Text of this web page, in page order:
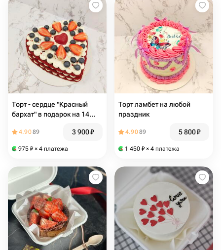
Торт - сердце "Красный
бархат" в подарок на 14
4.9089 3 900₽
975 ₽ × 4 платежа
Торт ламбет на любой
праздник
4.9089 5 800₽
1 450 ₽ × 4 платежа